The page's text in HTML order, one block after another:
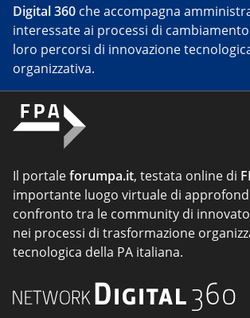
Digital 360 che accompagna
interessate ai processi di cambiamento
loro percorsi di innovazione
organizzativa.
Il portaleforumpa.it, testata online di
importante luogo virtuale di
confronto tra le community di
nei processi di trasformazione
tecnologica della PA italiana.